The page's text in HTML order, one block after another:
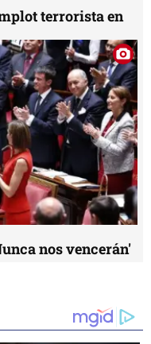
terrorista en
nos vencerán'